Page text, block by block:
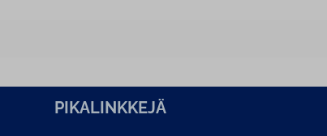
PI­KA­LINK­KE­JÄ